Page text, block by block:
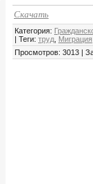
Скачать
Категория:
Теги: труд Миграция
Просмотров: 3013